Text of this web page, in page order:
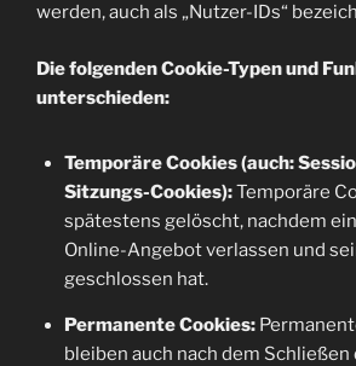
werden, auch als „Nutzer-IDs“
Die folgenden Cookie-Typen und
unterschieden:
Temporäre Cookies (auch:
Sitzungs-Cookies):Temporäre
spätestens gelöscht, nachdem
Online-Angebot verlassen und
geschlossen hat.
Permanente Cookies:
bleiben auch nach dem Schließen